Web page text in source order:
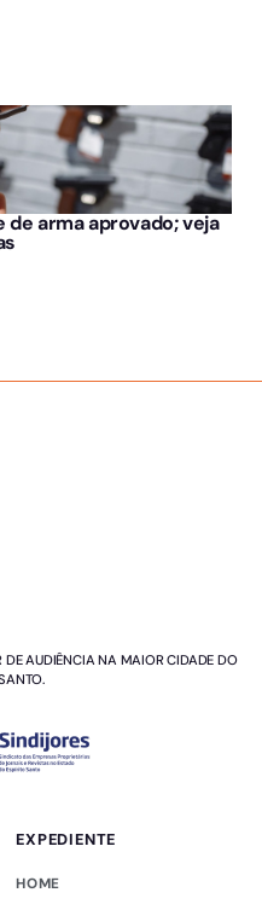
arma aprovado; veja
AUDIÊNCIA NA MAIOR CIDADE DO
EXPEDIENTE
HOME